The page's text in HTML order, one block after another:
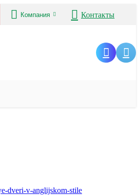
Компания Контакты
dveri-v-anglijskom-stile